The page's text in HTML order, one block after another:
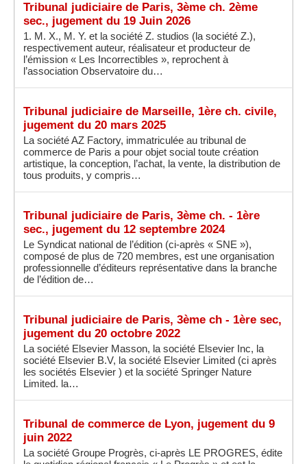
Tribunal judiciaire de Paris, 3ème ch. 2ème
sec., jugement du 19 Juin 2026
1. M. X., M. Y. et la société Z. studios (la société Z.),
respectivement auteur, réalisateur et producteur de
l’émission « Les Incorrectibles », reprochent à
l’association Observatoire du…
Tribunal judiciaire de Marseille, 1ère ch. civile,
jugement du 20 mars 2025
La société AZ Factory, immatriculée au tribunal de
commerce de Paris a pour objet social toute création
artistique, la conception, l’achat, la vente, la distribution de
tous produits, y compris…
Tribunal judiciaire de Paris, 3ème ch. - 1ère
sec., jugement du 12 septembre 2024
Le Syndicat national de l’édition (ci-après « SNE »),
composé de plus de 720 membres, est une organisation
professionnelle d’éditeurs représentative dans la branche
de l’édition de…
Tribunal judiciaire de Paris, 3ème ch - 1ère sec,
jugement du 20 octobre 2022
La société Elsevier Masson, la société Elsevier Inc, la
société Elsevier B.V, la société Elsevier Limited (ci après
les sociétés Elsevier ) et la société Springer Nature
Limited. la…
Tribunal de commerce de Lyon, jugement du 9
juin 2022
La société Groupe Progrès, ci-après LE PROGRES, édite